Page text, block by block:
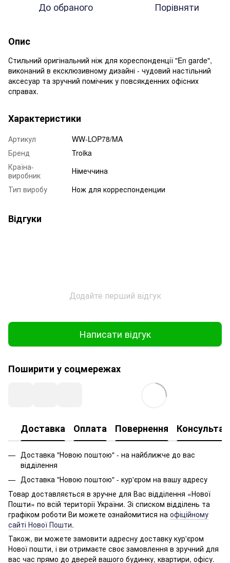
До обраного Порівняти
Опис
Стильний оригінальний ніж для кореспонденції "En garde",
виконаний в ексклюзивному дизайні - чудовий настільний
аксесуар та зручний помічник у повсякденних офісних
справах.
Характеристики
Артикул
WW-LOP78/MA
Бренд
Troika
Країна-
виробник
Німеччина
Тип виробу
Нож для корреспонденции
Відгуки
Додайте перший відгук
Написати відгук
Поширити у соцмережах
Доставка Оплата Повернення
Доставка "Новою поштою" - на найближче до вас
відділення
Доставка "Новою поштою" - кур'єром на вашу адресу
Товар доставляється в зручне для Вас відділення «Нової
Пошти» по всій території України. Зі списком відділень та
графіком роботи Ви можете ознайомитися на офіційному
сайті Нової Пошти.
Також, ви можете замовити адресну доставку кур'єром
Нової пошти, і ви отримаєте своє замовлення в зручний для
вас час прямо до дверей вашого будинку, квартири, офісу.